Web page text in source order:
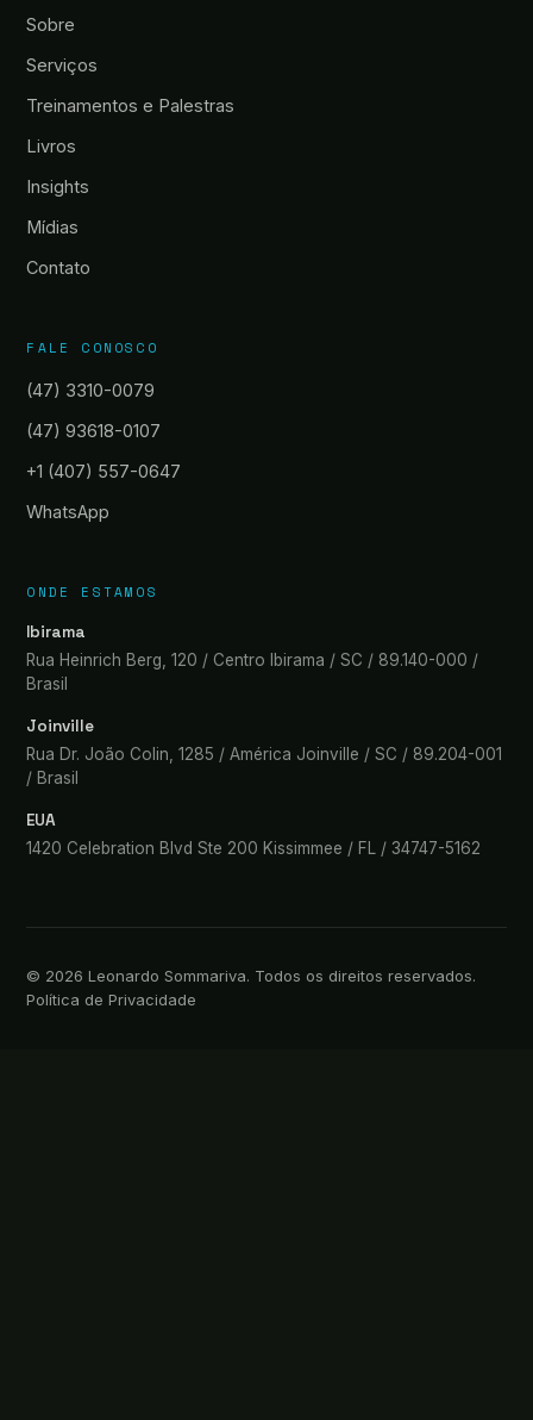
Sobre
Serviços
Treinamentos e Palestras
Livros
Insights
Mídias
Contato
FALE CONOSCO
(47) 3310-0079
(47) 93618-0107
+1 (407) 557-0647
WhatsApp
ONDE ESTAMOS
Ibirama
Rua Heinrich Berg, 120 / Centro Ibirama / SC / 89.140-000 /
Brasil
Joinville
Rua Dr. João Colin, 1285 / América Joinville / SC / 89.204-001
/ Brasil
EUA
1420 Celebration Blvd Ste 200 Kissimmee / FL / 34747-5162
© 2026 Leonardo Sommariva. Todos os direitos reservados.
Política de Privacidade